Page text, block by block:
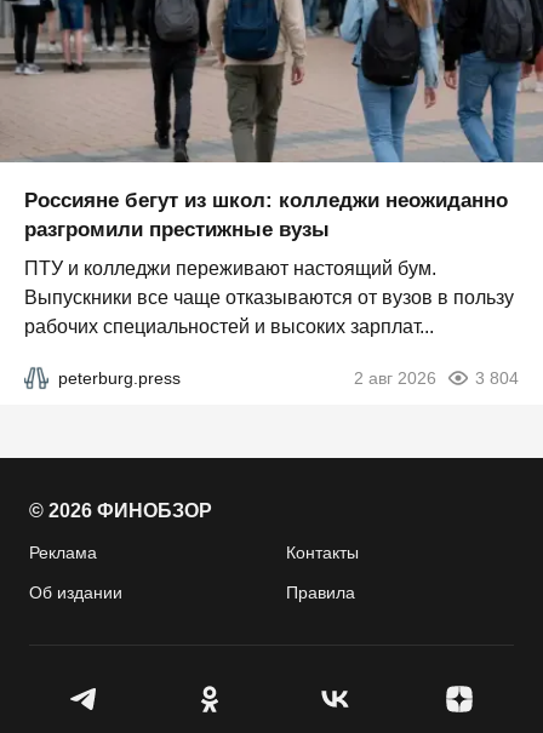
Россияне бегут из школ: колледжи неожиданно
разгромили престижные вузы
ПТУ и колледжи переживают настоящий бум.
Выпускники все чаще отказываются от вузов в пользу
рабочих специальностей и высоких зарплат...
peterburg.press 2 авг 2026 3 804
© 2026 ФИНОБЗОР
Реклама Контакты
Об издании Правила